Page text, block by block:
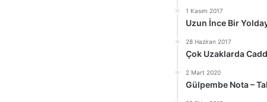
1 Kasım 2017
Uzun İnce Bir
28 Haziran 2017
Çok Uzaklarda
2 Mart 2020
Gülpembe Nota –